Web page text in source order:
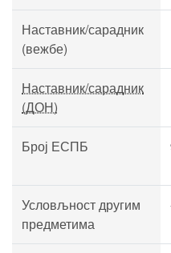
Наставник/сарадник
(вежбе)
Наставник/сарадник
(ДОН)
Број ЕСПБ
Условљност другим
предметима